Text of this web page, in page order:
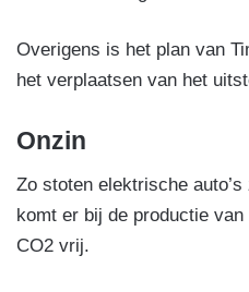
Overigens is het plan van
het verplaatsen van het
Onzin
Zo stoten elektrische
komt er bij de productie van
CO2 vrij.